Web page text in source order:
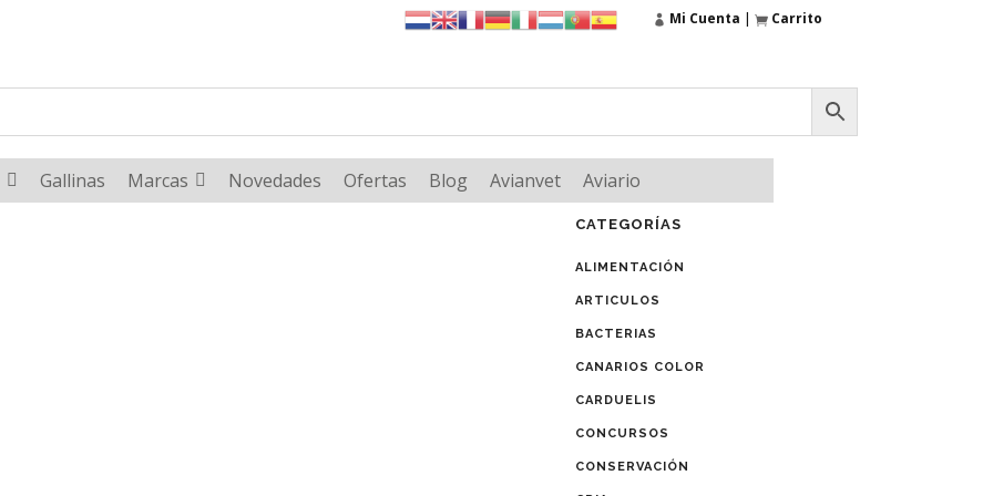
Mi Cuenta | Carrito
Gallinas Marcas Novedades Ofertas Blog Avianvet Aviario
CATEGORÍAS
ALIMENTACIÓN
ARTICULOS
BACTERIAS
CANARIOS COLOR
CARDUELIS
CONCURSOS
CONSERVACIÓN